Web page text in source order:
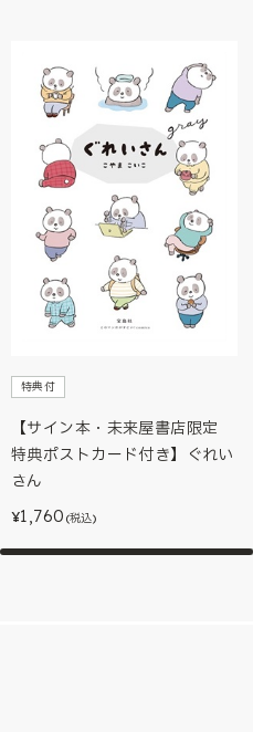
特典付
【サイン本・未来屋書店限定
特典ポストカード付き】ぐれい
さん
¥1,760 (税込)